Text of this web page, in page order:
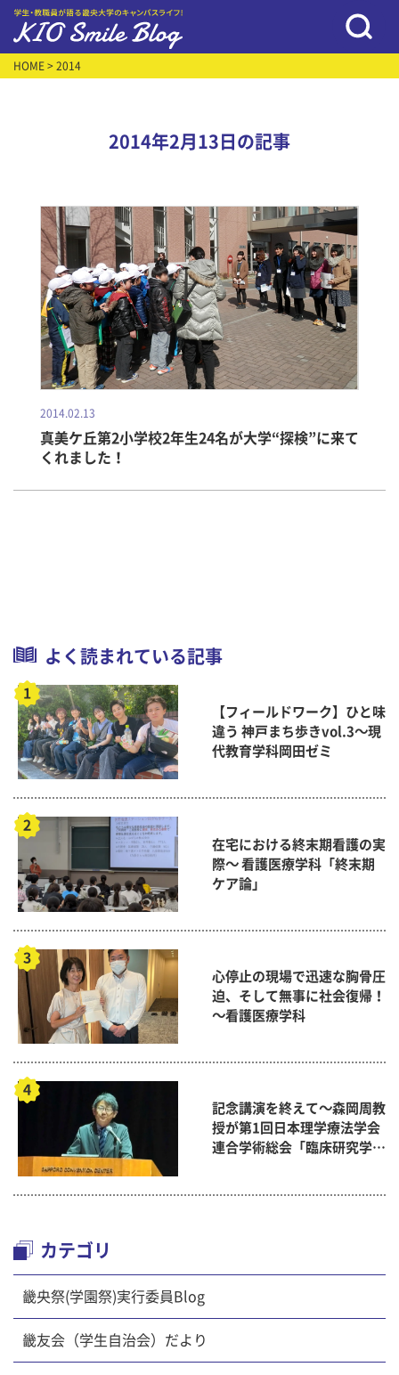
HOME > 2014
2014年2月13日の記事
2014.02.13
真美ケ丘第2小学校2年生24名が大学“探検”に来て
くれました！
よく読まれている記事
【フィールドワーク】ひと味
違う 神戸まち歩きvol.3～現
代教育学科岡田ゼミ
在宅における終末期看護の実
際～ 看護医療学科「終末期
ケア論」
心停止の現場で迅速な胸骨圧
迫、そして無事に社会復帰！
～看護医療学科
記念講演を終えて～森岡周教
授が第1回日本理学療法学会
連合学術総会「臨床研究学術
カテゴリ
畿央祭(学園祭)実行委員Blog
畿友会（学生自治会）だより